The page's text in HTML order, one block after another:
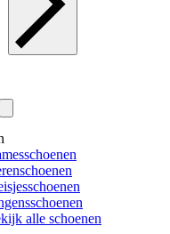
alle schoenen